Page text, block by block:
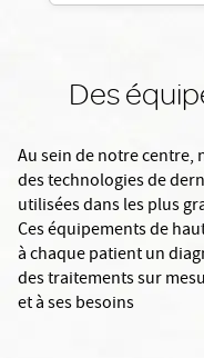
Des
Au sein de notre
des technologies de
utilisées dans les plus
Ces équipements de
à chaque patient un
des traitements sur
et à ses besoins